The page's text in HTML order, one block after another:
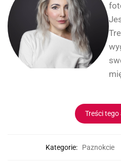
Treści
Kategorie: Paznokcie